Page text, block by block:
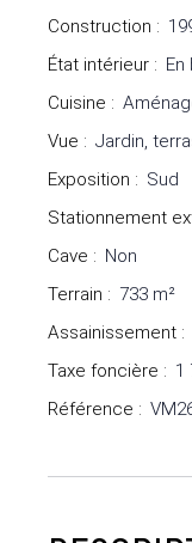
Construction :
État intérieur :
Cuisine :
Vue : Jardin,
Exposition : Sud
Stationnement
Cave : Non
Terrain : 733 m²
Assainissement :
Taxe foncière : 1
Référence :